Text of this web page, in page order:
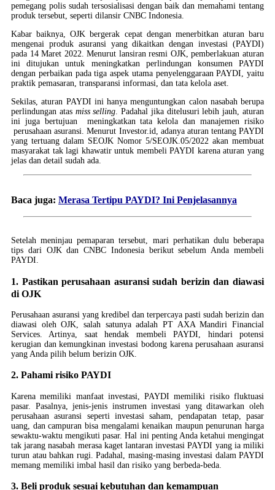
pemegang polis sudah tersosialisasi dengan baik dan memahami tentang
produk tersebut, seperti dilansir CNBC Indonesia.
Kabar baiknya, OJK bergerak cepat dengan menerbitkan aturan baru
mengenai produk asuransi yang dikaitkan dengan investasi (PAYDI)
pada 14 Maret 2022. Menurut lansiran resmi OJK, pemberlakuan aturan
ini ditujukan untuk meningkatkan perlindungan konsumen PAYDI
dengan perbaikan pada tiga aspek utama penyelenggaraan PAYDI, yaitu
praktik pemasaran, transparansi informasi, dan tata kelola aset.
Sekilas, aturan PAYDI ini hanya menguntungkan calon nasabah berupa
perlindungan atas miss selling . Padahal jika ditelusuri lebih jauh, aturan
ini juga bertujuan meningkatkan tata kelola dan manajemen risiko
perusahaan asuransi. Menurut Investor.id, adanya aturan tentang PAYDI
yang tertuang dalam SEOJK Nomor 5/SEOJK.05/2022 akan membuat
masyarakat tak lagi khawatir untuk membeli PAYDI karena aturan yang
jelas dan detail sudah ada.
Baca juga: Merasa Tertipu PAYDI? Ini Penjelasannya
Setelah meninjau pemaparan tersebut, mari perhatikan dulu beberapa
tips dari OJK dan CNBC Indonesia berikut sebelum Anda membeli
PAYDI.
1. Pastikan perusahaan asuransi sudah berizin dan diawasi
di OJK
Perusahaan asuransi yang kredibel dan terpercaya pasti sudah berizin dan
diawasi oleh OJK, salah satunya adalah PT AXA Mandiri Financial
Services. Artinya, saat hendak membeli PAYDI, hindari potensi
kerugian dan kemungkinan investasi bodong karena perusahaan asuransi
yang Anda pilih belum berizin OJK.
2. Pahami risiko PAYDI
Karena memiliki manfaat investasi, PAYDI memiliki risiko fluktuasi
pasar. Pasalnya, jenis-jenis instrumen investasi yang ditawarkan oleh
perusahaan asuransi seperti investasi saham, pendapatan tetap, pasar
uang, dan campuran bisa mengalami kenaikan maupun penurunan harga
sewaktu-waktu mengikuti pasar. Hal ini penting Anda ketahui mengingat
tak jarang nasabah merasa kaget lantaran investasi PAYDI yang ia miliki
turun atau bahkan rugi. Padahal, masing-masing investasi dalam PAYDI
memang memiliki imbal hasil dan risiko yang berbeda-beda.
3. Beli produk sesuai kebutuhan dan kemampuan